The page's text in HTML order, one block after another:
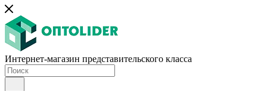
Интернет-магазин представительского класса